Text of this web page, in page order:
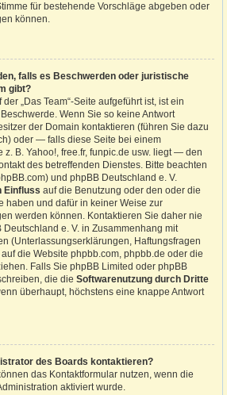
für bestehende Vorschläge abgeben oder
können.
falls es Beschwerden oder juristische
gibt?
„Das Team“-Seite aufgeführt ist, ist ein
Wenn Sie so keine Antwort
der Domain kontaktieren (führen Sie dazu
oder — falls diese Seite bei einem
z. B. Yahoo!, free.fr, funpic.de usw. liegt — den
des betreffenden Dienstes. Bitte beachten
und phpBB Deutschland e. V.
Einfluss auf die Benutzung oder den oder die
haben und dafür in keiner Weise zur
werden können. Kontaktieren Sie daher nie
e. V. in Zusammenhang mit
(Unterlassungserklärungen, Haftungsfragen
auf die Website phpbb.com, phpbb.de oder die
Falls Sie phpBB Limited oder phpBB
die die Softwarenutzung durch Dritte
überhaupt, höchstens eine knappe Antwort
des Boards kontaktieren?
das Kontaktformular nutzen, wenn die
aktiviert wurde.